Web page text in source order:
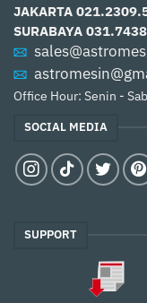
JAKARTA
SURABAYA
Office Hour: Senin -
SOCIAL MEDIA
SUPPORT